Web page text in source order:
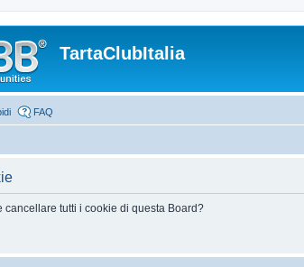
TartaClubItalia
FAQ
cancellare tutti i cookie di questa Board?